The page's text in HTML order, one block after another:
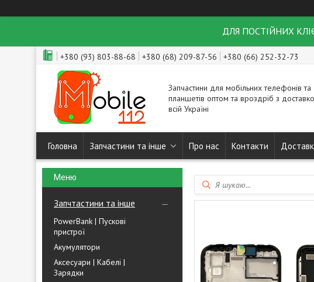
ДЛЯ ПОСТІЙНИХ
+380 (93) 803-88-68 +380 (68) 209-87-56 +380 (66) 252-32-73
Запчастини для мобільних телефонів та
планшетів оптом та вроздріб з
всій Україні
Головна Запчастини та інше Про нас Контакти
Запчтастини та інше
PowerBank | Пускові
пристрої
Акумулятори
Аксесуари | Кабелі |
Зарядки